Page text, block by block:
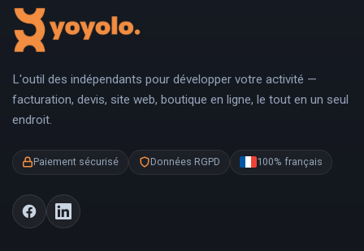
L'outil des indépendants pour développer votre activité —
facturation, devis, site web, boutique en ligne, le tout en un seul
endroit.
Paiement sécurisé Données RGPD 100% français